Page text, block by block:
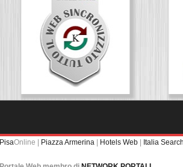
PisaOnline | Piazza Armerina | Hotels Web | Italia Search